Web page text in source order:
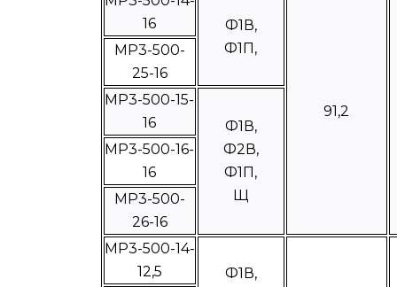
16
Ф1В,
Ф1П,
91,2
МР3-500-
25-16
МР3-500-15-
16
Ф1В,
Ф2В,
Ф1П,
Щ
МР3-500-16-
16
МР3-500-
26-16
МР3-500-14-
12,5
Ф1В,